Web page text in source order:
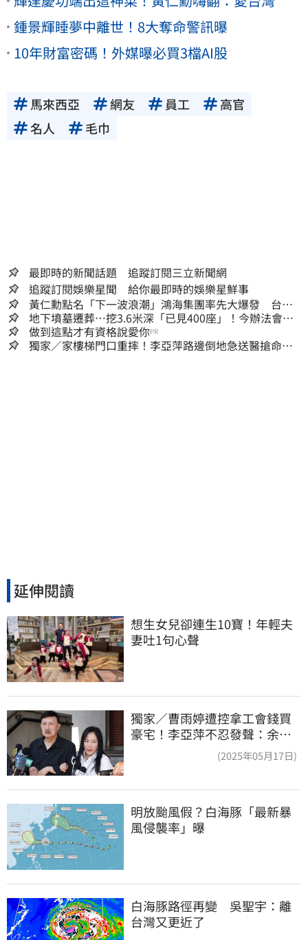
鍾景輝睡夢中離世！8大奪命警訊曝
10年財富密碼！外媒曝必買3檔AI股
馬來西亞 網友 員工
高官
名人
毛巾
最即時的新聞話題 追蹤訂閱三立新聞網
追蹤訂閱娛樂星聞 給你最即時的娛樂星鮮事
黃仁勳點名「下一波浪潮」鴻海集團率先大爆發 台股
這族群全面噴出
地下墳墓遷葬…挖3.6米深「已見400座」！今辦法會安
撫祖先
做到這點才有資格說愛你PR
獨家／家樓梯門口重摔！李亞萍路邊倒地急送醫搶命
延伸閱讀
想生女兒卻連生10寶！年輕夫
妻吐1句心聲
獨家／曹雨婷遭控拿工會錢買
豪宅！李亞萍不忍發聲：余天
(2025年05月17日)
明放颱風假？白海豚「最新暴
風侵襲率」曝
白海豚路徑再變　吳聖宇：離
台灣又更近了